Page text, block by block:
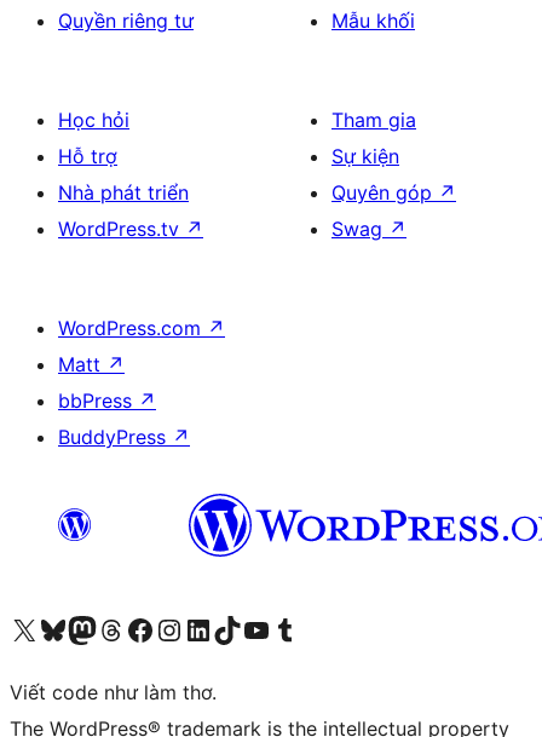
Quyền riêng tư
Mẫu khối
Học hỏi
Hỗ trợ
Nhà phát triển
WordPress.tv ↗
Tham gia
Sự kiện
Quyên góp ↗
Swag ↗
WordPress.com ↗
Matt ↗
bbPress ↗
BuddyPress ↗
Truy cập tài khoản X (trước đây là Twitter) của chúng tôiVisit our Bluesky account
Visit our Mastodon account
Visit our Threads account
Xem trang Facebook của chúng tôiTruy cập tài khoản Instagram của chúng tôiTruy cập tài khoản LinkedIn của chúng tôiVisit our TikTok account
Truy cập kênh YouTube của chúng tôi Visit our Tumblr account
Viết code như làm thơ.
The WordPress® trademark is the intellectual property